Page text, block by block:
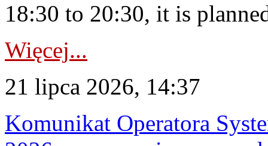
18:30 to 20:30, it is
Więcej...
21 lipca 2026, 14:37
Komunikat Operatora